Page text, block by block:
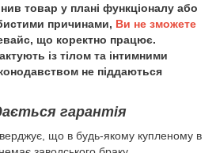
товар у плані функціоналу або
причинами, Ви не зможете
що коректно працює.
із тілом та інтимними
не піддаються
гарантія
що в будь-якому купленому в